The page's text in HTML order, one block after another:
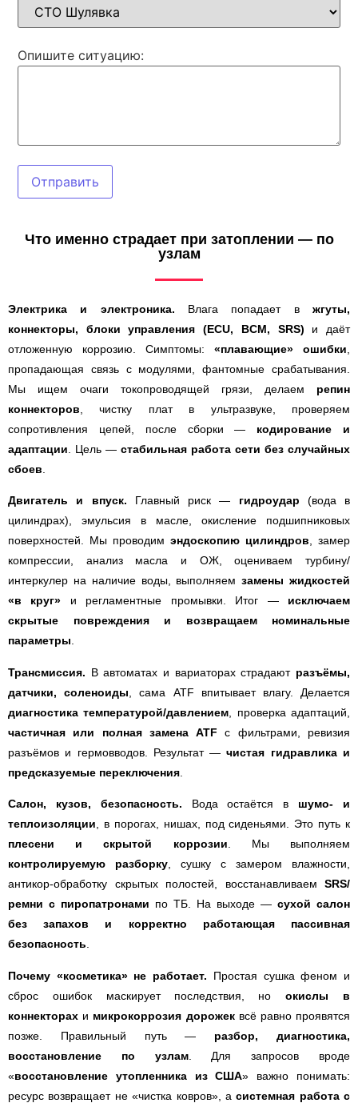
Опишите ситуацию:
Отправить
Что именно страдает при затоплении — по
узлам
Электрика и электроника. Влага попадает вжгуты,
коннекторы, блоки управления (ECU, BCM, SRS) и даёт
отложенную коррозию. Симптомы: «плавающие» ошибки
пропадающая связь с модулями, фантомные срабатывания.
Мы ищем очаги токопроводящей грязи, делаем репин
коннекторов , чистку плат в ультразвуке, проверяем
сопротивления цепей, после сборки — кодирование и
адаптации . Цель — стабильная работа сети без случайных
сбоев
Двигатель и впуск. Главный риск — гидроудар (вода в
цилиндрах), эмульсия в масле, окисление подшипниковых
поверхностей. Мы проводим эндоскопию цилиндров, замер
компрессии, анализ масла и ОЖ, оцениваем турбину/
интеркулер на наличие воды, выполняемзамены жидкостей
«в круг» и регламентные промывки. Итог — исключаем
скрытые повреждения и возвращаем номинальные
параметры.
Трансмиссия. В автоматах и вариаторах страдают разъёмы,
датчики, соленоиды , сама ATF впитывает влагу. Делается
диагностика температурой/давлением , проверка адаптаций,
частичная или полная замена ATF с фильтрами, ревизия
разъёмов и гермовводов. Результат —чистая гидравлика и
предсказуемые переключения
Салон, кузов, безопасность. Вода остаётся в шумо- и
теплоизоляции, в порогах, нишах, под сиденьями. Это путь к
плесени и скрытой коррозии. Мы выполняем
контролируемую разборку, сушку с замером влажности,
антикор-обработку скрытых полостей, восстанавливаем SRS/
ремни с пиропатронами по ТБ. На выходе — сухой салон
без запахов и корректно работающая пассивная
безопасность.
Почему «косметика» не работает. Простая сушка феном и
сброс ошибок маскирует последствия, ноокислы в
коннекторах и микрокоррозия дорожеквсё равно проявятся
позже. Правильный путь — разбор, диагностика,
восстановление по узлам. Для запросов вроде
«восстановление утопленника из США» важно понимать:
ресурс возвращает не «чистка ковров», асистемная работа с